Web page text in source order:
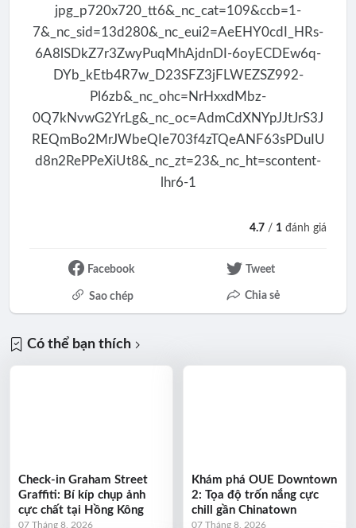
4.7 / 1 đánh giá
Facebook Tweet
Sao chép Chia sẻ
Có thể bạn thích
Check-in Graham Street
Graffiti: Bí kíp chụp ảnh
cực chất tại Hồng Kông
07 Tháng 8, 2026
Khám phá OUE Downtown
2: Tọa độ trốn nắng cực
chill gần Chinatown
07 Tháng 8, 2026